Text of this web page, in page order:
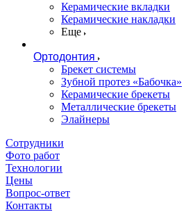
Керамические вкладки
Керамические накладки
Еще
Ортодонтия
Брекет системы
Зубной протез «Бабочка»
Керамические брекеты
Металлические брекеты
Элайнеры
Сотрудники
Фото работ
Технологии
Цены
Вопрос-ответ
Контакты